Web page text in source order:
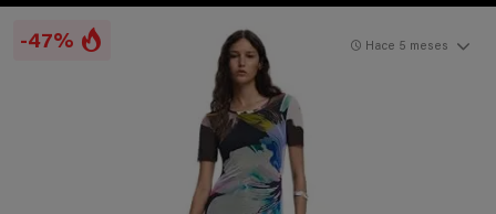
-47% Hace 5 meses